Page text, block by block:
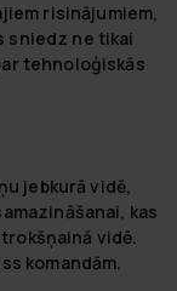
risinājumiem,
sniedz ne tikai
tehnoloģiskās
jebkurā vidē,
kas
vidē.
komandām.